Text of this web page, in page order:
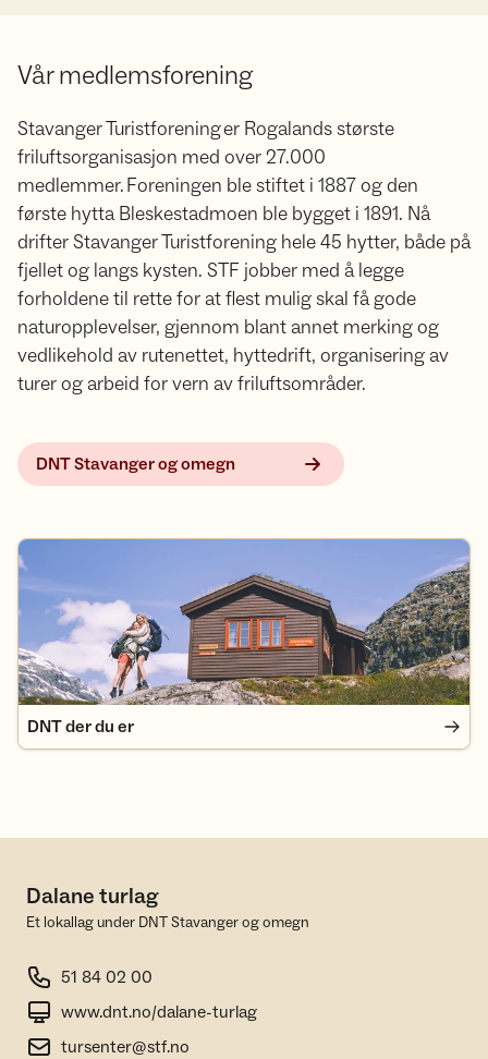
Vår medlemsforening
Stavanger Turistforening er Rogalands største
friluftsorganisasjon med over 27.000
medlemmer. Foreningen ble stiftet i 1887 og den
første hytta Bleskestadmoen ble bygget i 1891. Nå
drifter Stavanger Turistforening hele 45 hytter, både på
fjellet og langs kysten. STF jobber med å legge
forholdene til rette for at flest mulig skal få gode
naturopplevelser, gjennom blant annet merking og
vedlikehold av rutenettet, hyttedrift, organisering av
turer og arbeid for vern av friluftsområder.
DNT Stavanger og omegn
DNT der du er
DNT der du er
Dalane turlag
Et lokallag under DNT Stavanger og omegn
51 84 02 00
www.dnt.no/dalane-turlag
tursenter@stf.no